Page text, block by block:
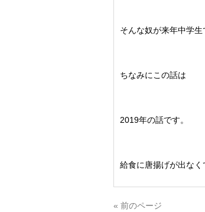
そんな奴が来年中学生
ちなみにこの話は
2019年の話です。
給食に唐揚げが出なく
« 前のページ